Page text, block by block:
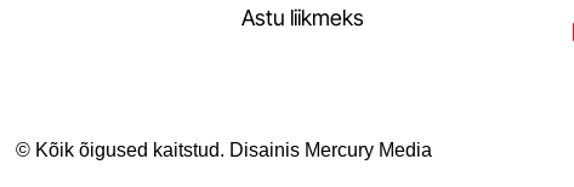
Astu liikmeks
© Kõik õigused kaitstud. Disainis Mercury Media